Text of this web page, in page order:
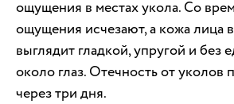
ощущения в местах укола. Со
ощущения исчезают, а кожа лица
выглядит гладкой, упругой и
около глаз. Отечность от уколов
через три дня.